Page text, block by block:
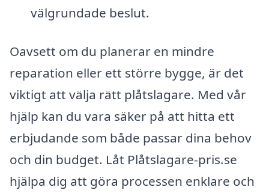
välgrundade beslut.
Oavsett om du planerar en mindre
reparation eller ett större bygge, är det
viktigt att välja rätt plåtslagare. Med vår
hjälp kan du vara säker på att hitta ett
erbjudande som både passar dina behov
och din budget. Låt Plåtslagare-pris.se
hjälpa dig att göra processen enklare och